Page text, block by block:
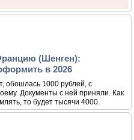
(Шенген):
в 2026
обошлась 1000 рублей, с
Документы с ней приняли. Как
то будет тысячи 4000.